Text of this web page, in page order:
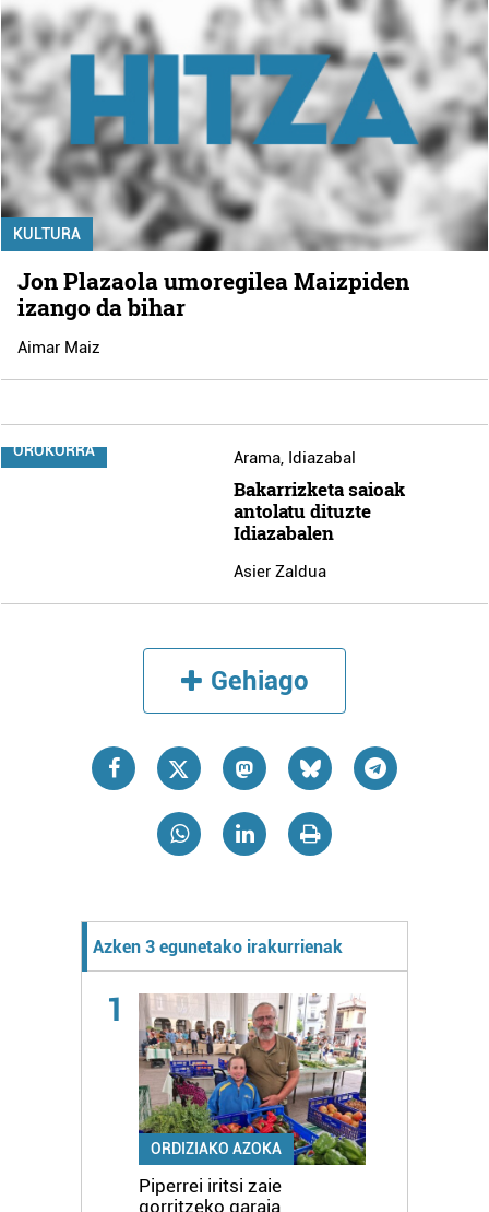
KULTURA
Jon Plazaola umoregilea Maizpiden
izango da bihar
Aimar Maiz
OROKORRA Arama, Idiazabal
Bakarrizketa saioak
antolatu dituzte
Idiazabalen
Asier Zaldua
Gehiago
Azken 3 egunetako irakurrienak
1
ORDIZIAKO AZOKA
Piperrei iritsi zaie
gorritzeko garaia